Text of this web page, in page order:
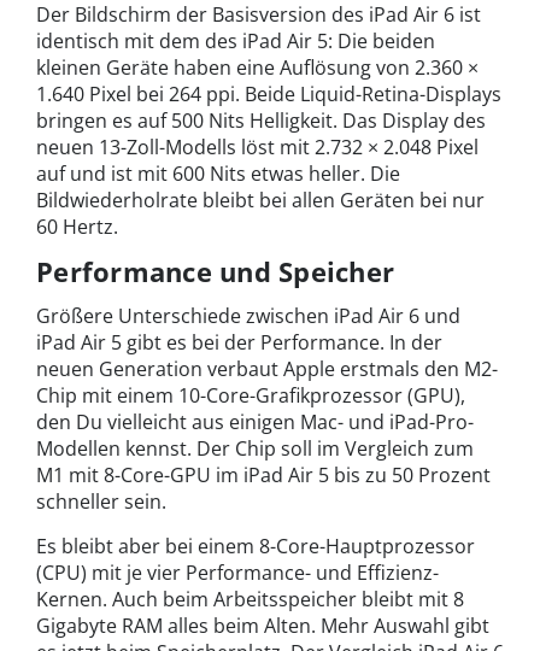
Der Bildschirm der Basisversion des iPad Air 6 ist
identisch mit dem des iPad Air 5: Die beiden
kleinen Geräte haben eine Auflösung von 2.360 ×
1.640 Pixel bei 264 ppi. Beide Liquid-Retina-Displays
bringen es auf 500 Nits Helligkeit. Das Display des
neuen 13-Zoll-Modells löst mit 2.732 × 2.048 Pixel
auf und ist mit 600 Nits etwas heller. Die
Bildwiederholrate bleibt bei allen Geräten bei nur
60 Hertz.
Performance und Speicher
Größere Unterschiede zwischen iPad Air 6 und
iPad Air 5 gibt es bei der Performance. In der
neuen Generation verbaut Apple erstmals den M2-
Chip mit einem 10-Core-Grafikprozessor (GPU),
den Du vielleicht aus einigen Mac- und iPad-Pro-
Modellen kennst. Der Chip soll im Vergleich zum
M1 mit 8-Core-GPU im iPad Air 5 bis zu 50 Prozent
schneller sein.
Es bleibt aber bei einem 8-Core-Hauptprozessor
(CPU) mit je vier Performance- und Effizienz-
Kernen. Auch beim Arbeitsspeicher bleibt mit 8
Gigabyte RAM alles beim Alten. Mehr Auswahl gibt